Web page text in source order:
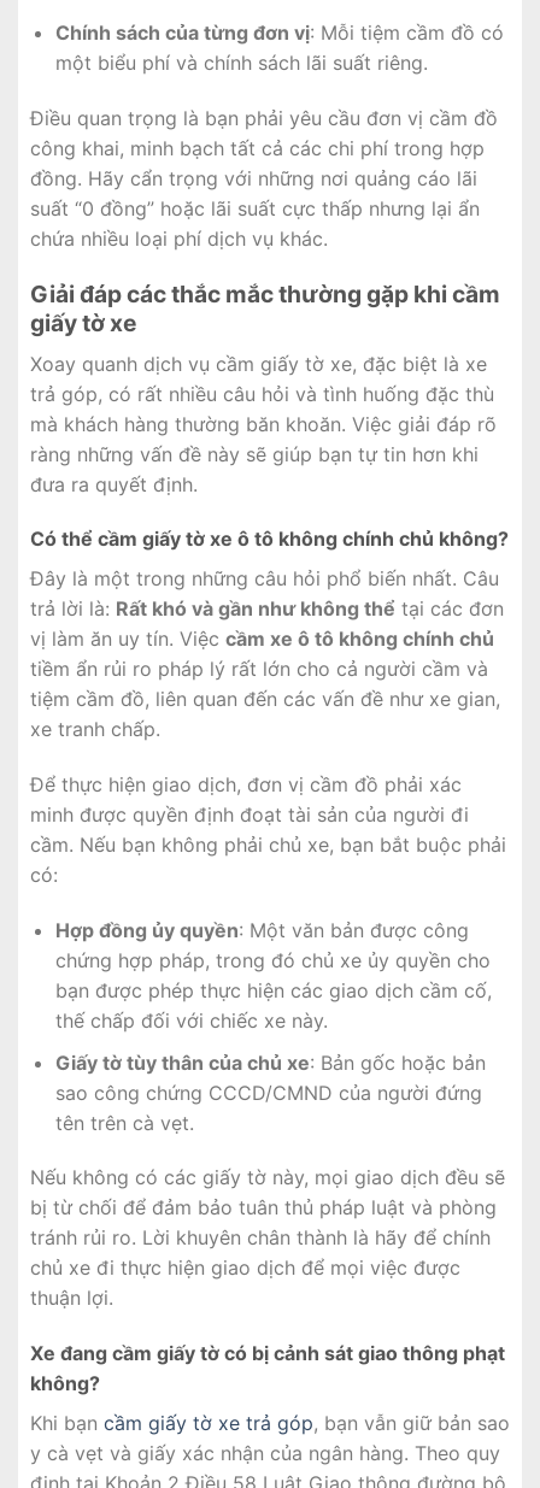
Chính sách của từng đơn vị: Mỗi tiệm cầm đồ có
một biểu phí và chính sách lãi suất riêng.
Điều quan trọng là bạn phải yêu cầu đơn vị cầm đồ
công khai, minh bạch tất cả các chi phí trong hợp
đồng. Hãy cẩn trọng với những nơi quảng cáo lãi
suất “0 đồng” hoặc lãi suất cực thấp nhưng lại ẩn
chứa nhiều loại phí dịch vụ khác.
Giải đáp các thắc mắc thường gặp khi cầm
giấy tờ xe
Xoay quanh dịch vụ cầm giấy tờ xe, đặc biệt là xe
trả góp, có rất nhiều câu hỏi và tình huống đặc thù
mà khách hàng thường băn khoăn. Việc giải đáp rõ
ràng những vấn đề này sẽ giúp bạn tự tin hơn khi
đưa ra quyết định.
Có thể cầm giấy tờ xe ô tô không chính chủ không?
Đây là một trong những câu hỏi phổ biến nhất. Câu
trả lời là: Rất khó và gần như không thể tại các đơn
vị làm ăn uy tín. Việc cầm xe ô tô không chính chủ
tiềm ẩn rủi ro pháp lý rất lớn cho cả người cầm và
tiệm cầm đồ, liên quan đến các vấn đề như xe gian,
xe tranh chấp.
Để thực hiện giao dịch, đơn vị cầm đồ phải xác
minh được quyền định đoạt tài sản của người đi
cầm. Nếu bạn không phải chủ xe, bạn bắt buộc phải
có:
Hợp đồng ủy quyền: Một văn bản được công
chứng hợp pháp, trong đó chủ xe ủy quyền cho
bạn được phép thực hiện các giao dịch cầm cố,
thế chấp đối với chiếc xe này.
Giấy tờ tùy thân của chủ xe: Bản gốc hoặc bản
sao công chứng CCCD/CMND của người đứng
tên trên cà vẹt.
Nếu không có các giấy tờ này, mọi giao dịch đều sẽ
bị từ chối để đảm bảo tuân thủ pháp luật và phòng
tránh rủi ro. Lời khuyên chân thành là hãy để chính
chủ xe đi thực hiện giao dịch để mọi việc được
thuận lợi.
Xe đang cầm giấy tờ có bị cảnh sát giao thông phạt
không?
Khi bạn cầm giấy tờ xe trả góp, bạn vẫn giữ bản sao
y cà vẹt và giấy xác nhận của ngân hàng. Theo quy